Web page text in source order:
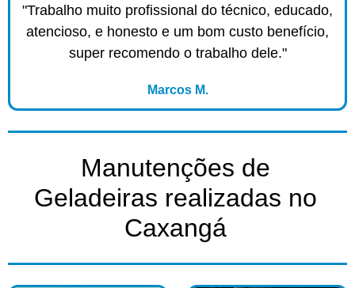
"Trabalho muito profissional do técnico, educado,
atencioso, e honesto e um bom custo benefício,
super recomendo o trabalho dele."
Marcos M.
Manutenções de
Geladeiras realizadas no
Caxangá​